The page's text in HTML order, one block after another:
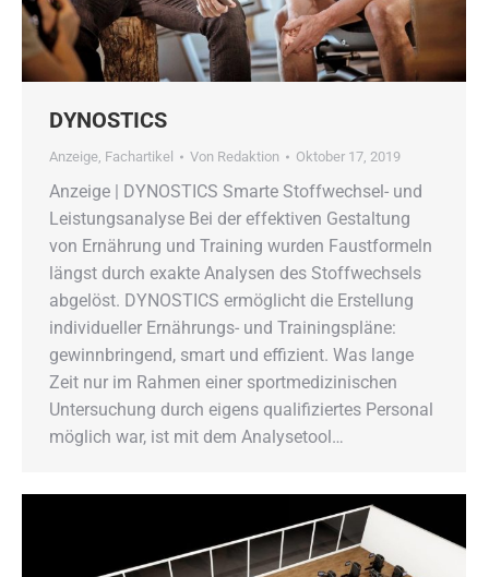
DYNOSTICS
Anzeige, Fachartikel Von Redaktion Oktober 17, 2019
Anzeige | DYNOSTICS Smarte Stoffwechsel- und
Leistungsanalyse Bei der effektiven Gestaltung
von Ernährung und Training wurden Faustformeln
längst durch exakte Analysen des Stoffwechsels
abgelöst. DYNOSTICS ermöglicht die Erstellung
individueller Ernährungs- und Trainingspläne:
gewinnbringend, smart und effizient. Was lange
Zeit nur im Rahmen einer sportmedizinischen
Untersuchung durch eigens qualifiziertes Personal
möglich war, ist mit dem Analysetool…